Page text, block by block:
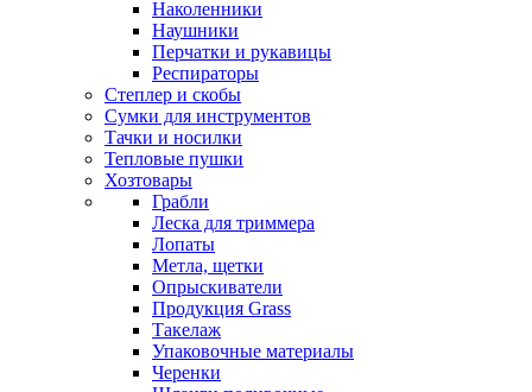
Наколенники
Наушники
Перчатки и рукавицы
Респираторы
Степлер и скобы
Сумки для инструментов
Тачки и носилки
Тепловые пушки
Хозтовары
Грабли
Леска для триммера
Лопаты
Метла, щетки
Опрыскиватели
Продукция Grass
Такелаж
Упаковочные материалы
Черенки